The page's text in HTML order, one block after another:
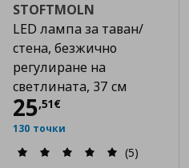
STOFTMOLN
LED лампа за таван/
стена, безжично
регулиране на
светлината, 37 см
25,51€
Цена
130 точки
(5)